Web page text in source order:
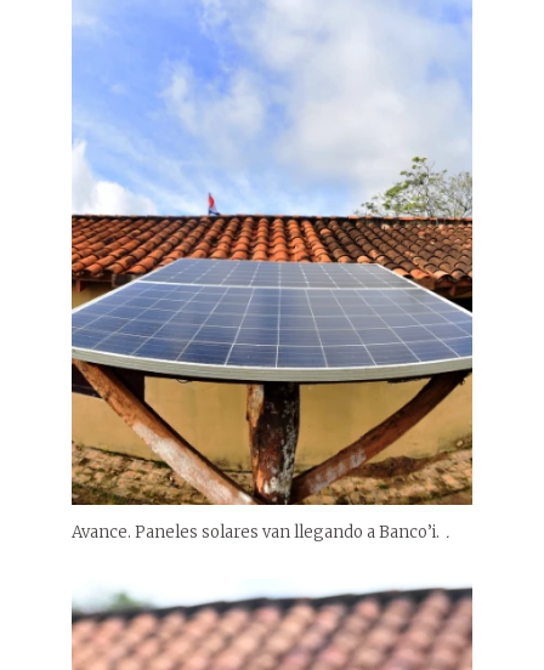
Avance. Paneles solares van llegando a Banco’i. .